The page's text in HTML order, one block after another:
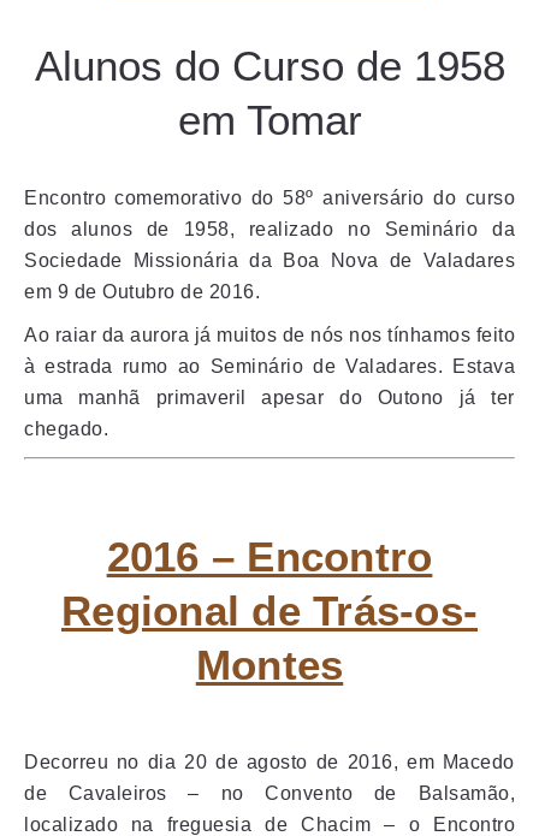
Alunos do Curso de 1958
em Tomar
Encontro comemorativo do 58º aniversário do curso
dos alunos de 1958, realizado no Seminário da
Sociedade Missionária da Boa Nova de Valadares
em 9 de Outubro de 2016.
Ao raiar da aurora já muitos de nós nos tínhamos feito
à estrada rumo ao Seminário de Valadares. Estava
uma manhã primaveril apesar do Outono já ter
chegado.
2016 – Encontro
Regional de Trás-os-
Montes
Decorreu no dia 20 de agosto de 2016, em Macedo
de Cavaleiros – no Convento de Balsamão,
localizado na freguesia de Chacim – o Encontro